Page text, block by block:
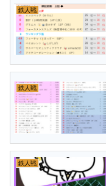
鉄人戦
鉄人戦
鉄人戦